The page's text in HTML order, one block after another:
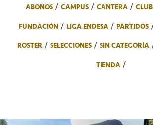
ABONOS CAMPUS CANTERA CLUB
FUNDACIÓN
LIGA ENDESA PARTIDOS
ROSTER
SELECCIONES SIN CATEGORÍA
TIENDA